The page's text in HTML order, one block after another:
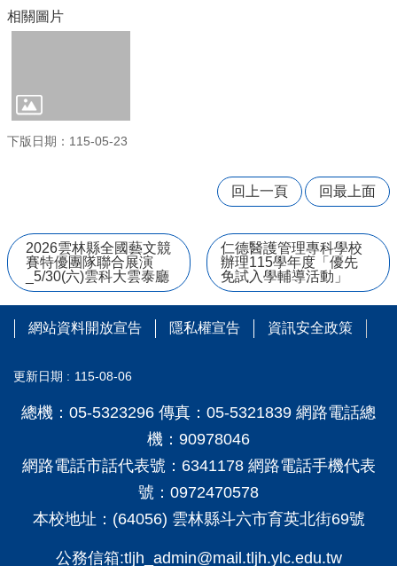
正
常
我
檢
核
助
方
案
科
技
化
量
翰
端
相關圖片
下版日期：115-05-23
回上一頁 回最上面
2026雲林縣全國藝文競
賽特優團隊聯合展演
_5/30(六)雲科大雲泰廳
仁德醫護管理專科學校
辦理115學年度「優先
免試入學輔導活動」
網站資料開放宣告 隱私權宣告 資訊安全政策
更新日期 115-08-06
總機：05-5323296 傳真：05-5321839 網路電話總
機：90978046
網路電話市話代表號：6341178 網路電話手機代表
號：0972470578
本校地址：(64056) 雲林縣斗六市育英北街69號
公務信箱:tljh_admin@mail.tljh.ylc.edu.tw